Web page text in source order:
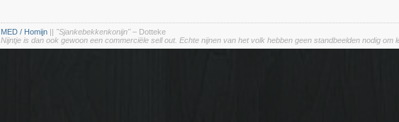
MED / Homijn || "Sjankebekkenkonijn" – Dotteke
Nijntje is dan ook gewoon een commerciële sell out. Echte nijnen van het volk hebben geen standbeelden nodig om